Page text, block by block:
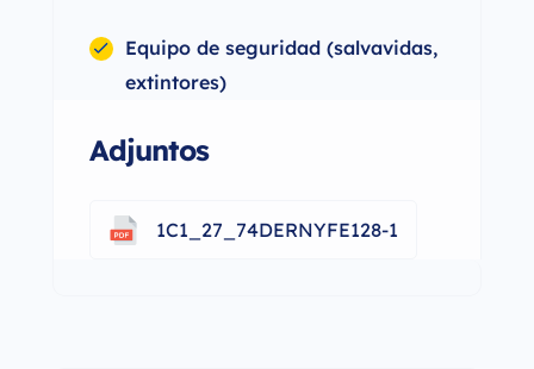
Equipo de seguridad (salvavidas,
extintores)
Adjuntos
1C1_27_74DERNYFE128-1